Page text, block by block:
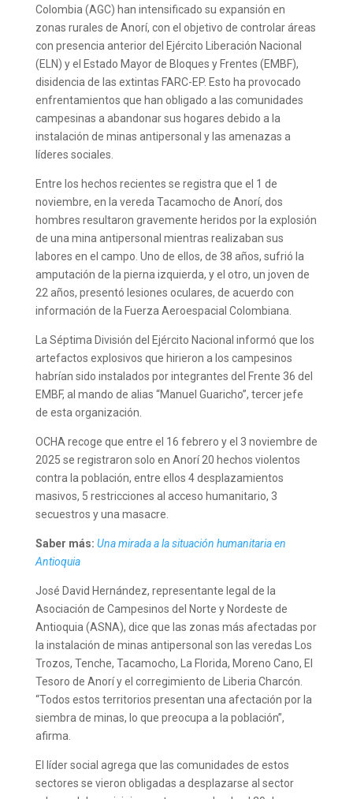
Colombia (AGC) han intensificado su expansión en
zonas rurales de Anorí, con el objetivo de controlar áreas
con presencia anterior del Ejército Liberación Nacional
(ELN) y el Estado Mayor de Bloques y Frentes (EMBF),
disidencia de las extintas FARC-EP. Esto ha provocado
enfrentamientos que han obligado a las comunidades
campesinas a abandonar sus hogares debido a la
instalación de minas antipersonal y las amenazas a
líderes sociales.
Entre los hechos recientes se registra que el 1 de
noviembre, en la vereda Tacamocho de Anorí, dos
hombres resultaron gravemente heridos por la explosión
de una mina antipersonal mientras realizaban sus
labores en el campo. Uno de ellos, de 38 años, sufrió la
amputación de la pierna izquierda, y el otro, un joven de
22 años, presentó lesiones oculares, de acuerdo con
información de la Fuerza Aeroespacial Colombiana.
La Séptima División del Ejército Nacional informó que los
artefactos explosivos que hirieron a los campesinos
habrían sido instalados por integrantes del Frente 36 del
EMBF, al mando de alias “Manuel Guaricho”, tercer jefe
de esta organización.
OCHA recoge que entre el 16 febrero y el 3 noviembre de
2025 se registraron solo en Anorí 20 hechos violentos
contra la población, entre ellos 4 desplazamientos
masivos, 5 restricciones al acceso humanitario, 3
secuestros y una masacre.
Saber más: Una mirada a la situación humanitaria en
Antioquia
José David Hernández, representante legal de la
Asociación de Campesinos del Norte y Nordeste de
Antioquia (ASNA), dice que las zonas más afectadas por
la instalación de minas antipersonal son las veredas Los
Trozos, Tenche, Tacamocho, La Florida, Moreno Cano, El
Tesoro de Anorí y el corregimiento de Liberia Charcón.
“Todos estos territorios presentan una afectación por la
siembra de minas, lo que preocupa a la población”,
afirma.
El líder social agrega que las comunidades de estos
sectores se vieron obligadas a desplazarse al sector